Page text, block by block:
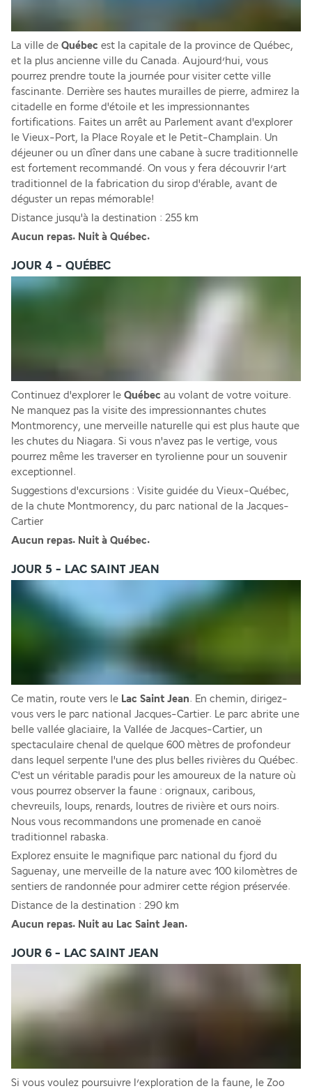
La ville de Québec est la capitale de la province de Québec,
et la plus ancienne ville du Canada. Aujourd’hui, vous
pourrez prendre toute la journée pour visiter cette ville
fascinante. Derrière ses hautes murailles de pierre, admirez la
citadelle en forme d'étoile et les impressionnantes
fortifications. Faites un arrêt au Parlement avant d'explorer
le Vieux-Port, la Place Royale et le Petit-Champlain. Un
déjeuner ou un dîner dans une cabane à sucre traditionnelle
est fortement recommandé. On vous y fera découvrir l’art
traditionnel de la fabrication du sirop d'érable, avant de
déguster un repas mémorable!
Distance jusqu'à la destination : 255 km
Aucun repas. Nuit à Québec.
JOUR 4 - QUÉBEC
Continuez d'explorer le Québec au volant de votre voiture.
Ne manquez pas la visite des impressionnantes chutes
Montmorency, une merveille naturelle qui est plus haute que
les chutes du Niagara. Si vous n'avez pas le vertige, vous
pourrez même les traverser en tyrolienne pour un souvenir
exceptionnel.
Suggestions d'excursions : Visite guidée du Vieux-Québec,
de la chute Montmorency, du parc national de la Jacques-
Cartier
Aucun repas. Nuit à Québec.
JOUR 5 - LAC SAINT JEAN
Ce matin, route vers le Lac Saint Jean. En chemin, dirigez-
vous vers le parc national Jacques-Cartier. Le parc abrite une
belle vallée glaciaire, la Vallée de Jacques-Cartier, un
spectaculaire chenal de quelque 600 mètres de profondeur
dans lequel serpente l'une des plus belles rivières du Québec.
C'est un véritable paradis pour les amoureux de la nature où
vous pourrez observer la faune : orignaux, caribous,
chevreuils, loups, renards, loutres de rivière et ours noirs.
Nous vous recommandons une promenade en canoë
traditionnel rabaska.
Explorez ensuite le magnifique parc national du fjord du
Saguenay, une merveille de la nature avec 100 kilomètres de
sentiers de randonnée pour admirer cette région préservée.
Distance de la destination : 290 km
Aucun repas. Nuit au Lac Saint Jean.
JOUR 6 - LAC SAINT JEAN
Si vous voulez poursuivre l’exploration de la faune, le Zoo